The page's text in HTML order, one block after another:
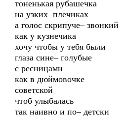
тоненькая рубашечка
на узких плечиках
а голос скрипуче– звонкий
как у кузнечика
хочу чтобы у тебя были
глаза сине– голубые
с ресницами
как в дюймовочке
советской
чтоб улыбалась
так наивно и по– детски